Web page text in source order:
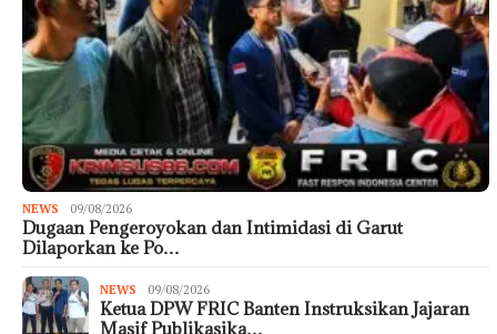
NEWS 09/08/2026
Dugaan Pengeroyokan dan Intimidasi di Garut
Dilaporkan ke Po…
NEWS 09/08/2026
Ketua DPW FRIC Banten Instruksikan Jajaran
Masif Publikasika…